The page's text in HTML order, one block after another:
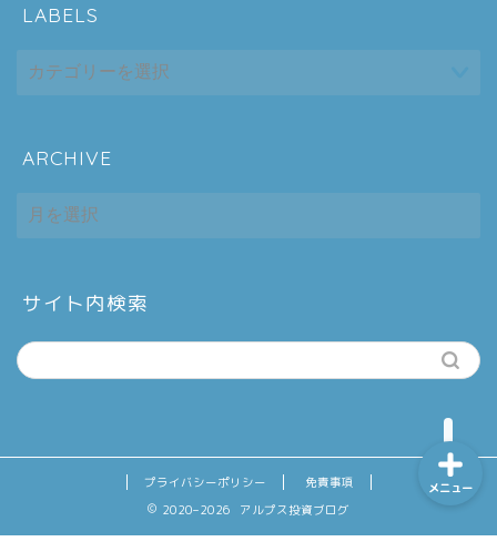
LABELS
ARCHIVE
ARCHIVE
サイト内検索
プライバシーポリシー
免責事項
2020–2026 アルプス投資ブログ
メニュー